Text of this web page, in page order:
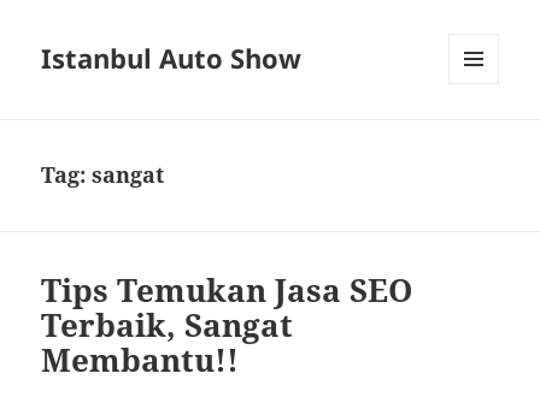
Istanbul Auto Show
Tag:sangat
Tips Temukan Jasa SEO
Terbaik, Sangat
Membantu!!